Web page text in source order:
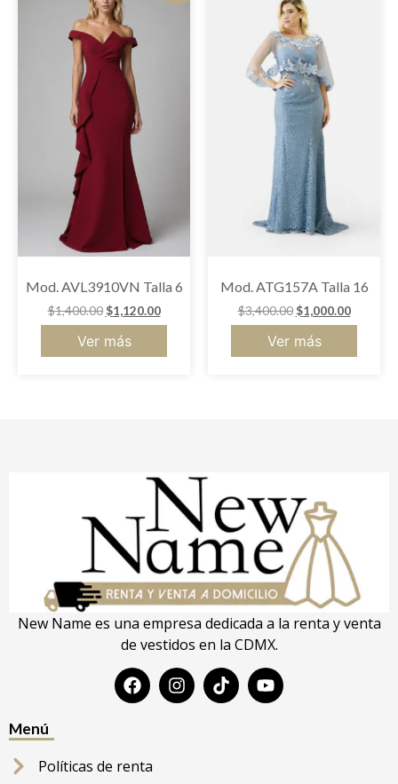
Mod. AVL3910VN Talla 6
$1,400.00 $1,120.00
Ver más
Mod. ATG157A Talla 16
$3,400.00 $1,000.00
Ver más
New Name es una empresa dedicada a la renta y venta
de vestidos en la CDMX.
Menú
Políticas de renta